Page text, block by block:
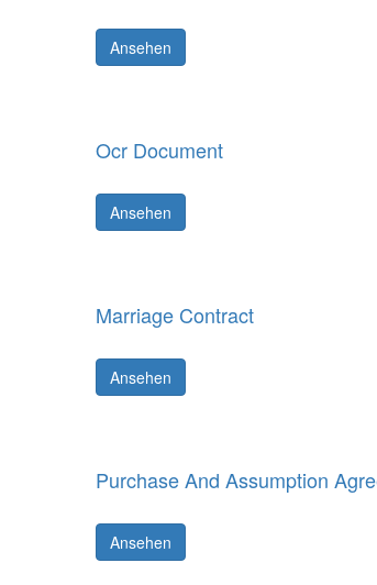
Ansehen
Ocr Document
Ansehen
Marriage Contract
Ansehen
Purchase And Assumption
Ansehen